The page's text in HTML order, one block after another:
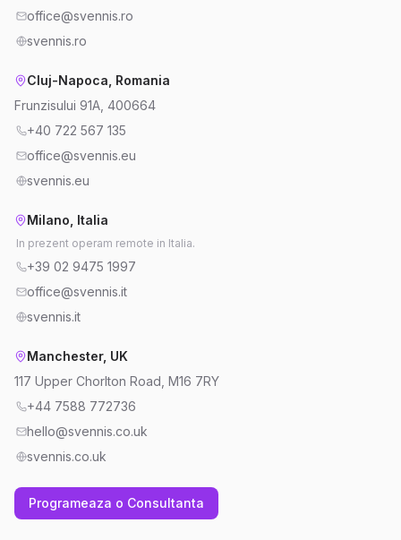
office@svennis.ro
svennis.ro
Cluj-Napoca, Romania
Frunzisului 91A, 400664
+40 722 567 135
office@svennis.eu
svennis.eu
Milano, Italia
In prezent operam remote in Italia.
+39 02 9475 1997
office@svennis.it
svennis.it
Manchester, UK
117 Upper Chorlton Road, M16 7RY
+44 7588 772736
hello@svennis.co.uk
svennis.co.uk
Programeaza o Consultanta